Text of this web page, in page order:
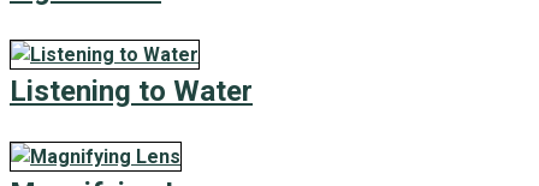
Listening to Water